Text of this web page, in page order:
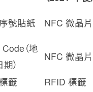
號貼紙 NFC 微晶片
（地
）
NFC 微晶片
籤 RFID 標籤